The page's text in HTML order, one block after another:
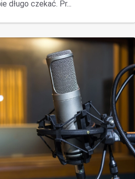
długo czekać. Pr...